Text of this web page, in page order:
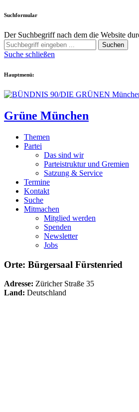
Suchformular
Der Suchbegriff nach dem die Website
Suchen
Suche schließen
Hauptmenü:
Grüne München
Themen
Partei
Das sind wir
Parteistruktur und Gremien
Satzung & Service
Termine
Kontakt
Suche
Mitmachen
Mitglied werden
Spenden
Newsletter
Jobs
Orte: Bürgersaal Fürstenried
Adresse: Züricher Straße 35
Land: Deutschland